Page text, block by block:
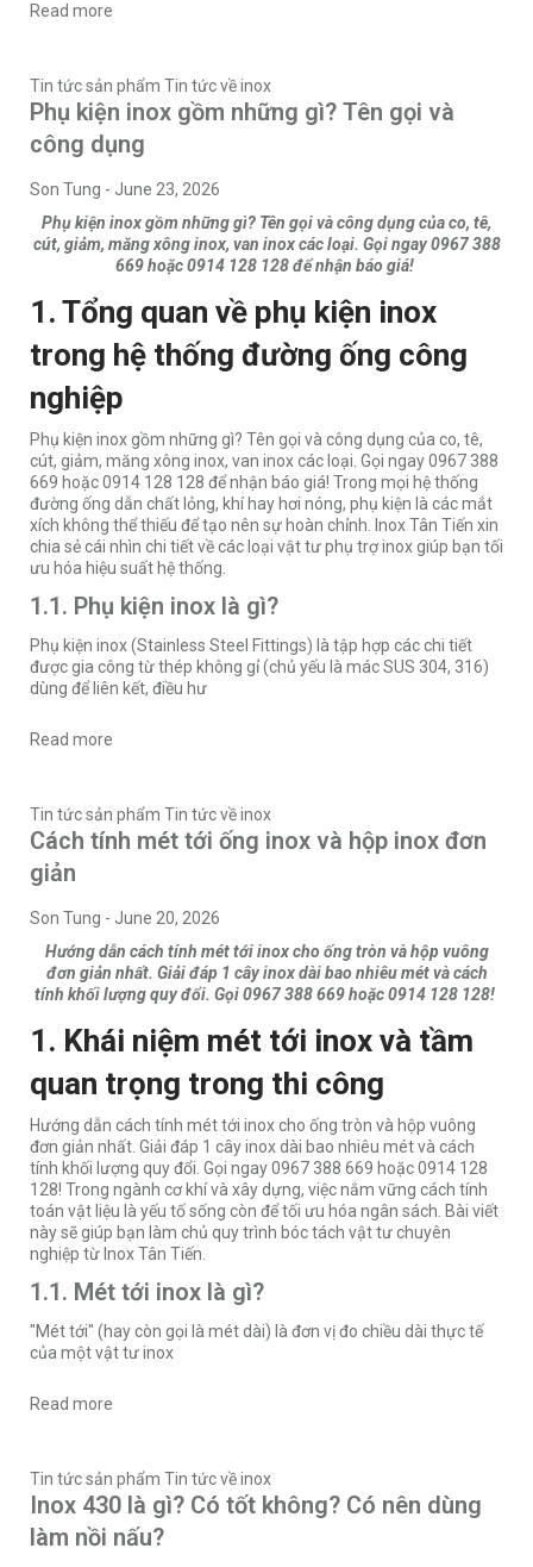
Read more
Tin tức sản phẩm Tin tức về inox
Phụ kiện inox gồm những gì? Tên gọi và
công dụng
Son Tung - June 23, 2026
Phụ kiện inox gồm những gì? Tên gọi và công dụng của co, tê,
cút, giảm, măng xông inox, van inox các loại. Gọi ngay 0967 388
669 hoặc 0914 128 128 để nhận báo giá!
1. Tổng quan về phụ kiện inox
trong hệ thống đường ống công
nghiệp
Phụ kiện inox gồm những gì? Tên gọi và công dụng của co, tê,
cút, giảm, măng xông inox, van inox các loại. Gọi ngay 0967 388
669 hoặc 0914 128 128 để nhận báo giá! Trong mọi hệ thống
đường ống dẫn chất lỏng, khí hay hơi nóng, phụ kiện là các mắt
xích không thể thiếu để tạo nên sự hoàn chỉnh. Inox Tân Tiến xin
chia sẻ cái nhìn chi tiết về các loại vật tư phụ trợ inox giúp bạn tối
ưu hóa hiệu suất hệ thống.
1.1. Phụ kiện inox là gì?
Phụ kiện inox (Stainless Steel Fittings) là tập hợp các chi tiết
được gia công từ thép không gỉ (chủ yếu là mác SUS 304, 316)
dùng để liên kết, điều hư
Read more
Tin tức sản phẩm Tin tức về inox
Cách tính mét tới ống inox và hộp inox đơn
giản
Son Tung - June 20, 2026
Hướng dẫn cách tính mét tới inox cho ống tròn và hộp vuông
đơn giản nhất. Giải đáp 1 cây inox dài bao nhiêu mét và cách
tính khối lượng quy đổi. Gọi 0967 388 669 hoặc 0914 128 128!
1. Khái niệm mét tới inox và tầm
quan trọng trong thi công
Hướng dẫn cách tính mét tới inox cho ống tròn và hộp vuông
đơn giản nhất. Giải đáp 1 cây inox dài bao nhiêu mét và cách
tính khối lượng quy đổi. Gọi ngay 0967 388 669 hoặc 0914 128
128! Trong ngành cơ khí và xây dựng, việc nắm vững cách tính
toán vật liệu là yếu tố sống còn để tối ưu hóa ngân sách. Bài viết
này sẽ giúp bạn làm chủ quy trình bóc tách vật tư chuyên
nghiệp từ Inox Tân Tiến.
1.1. Mét tới inox là gì?
"Mét tới" (hay còn gọi là mét dài) là đơn vị đo chiều dài thực tế
của một vật tư inox
Read more
Tin tức sản phẩm Tin tức về inox
Inox 430 là gì? Có tốt không? Có nên dùng
làm nồi nấu?